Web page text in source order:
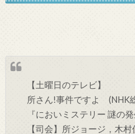
【土曜日のテレビ】
所さん!事件ですよ (NHK
『においミステリー 謎の
【司会】所ジョージ，木